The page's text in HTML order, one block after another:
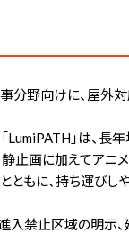
事分野向けに、屋
LumiPATH」は、
静止画に加えてア
もに、持ち運びし
入禁止区域の明示